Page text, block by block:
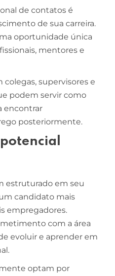
de contatos é
de sua carreira.
oportunidade única
mentores e
supervisores e
podem servir como
encontrar
posteriormente.
estruturado em seu
candidato mais
empregadores.
com a área
evoluir e aprender em
optam por